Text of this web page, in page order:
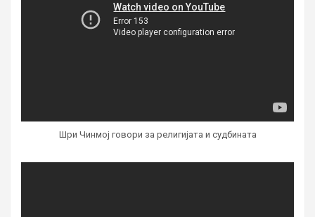
Шри Чинмој говори за религијата и судбината